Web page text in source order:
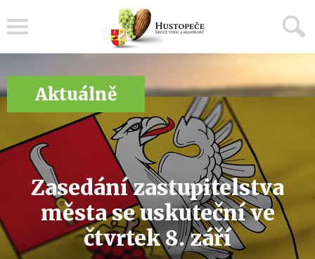
Aktuálně
Zasedání zastupitelstva
města se uskuteční ve
čtvrtek 8. září